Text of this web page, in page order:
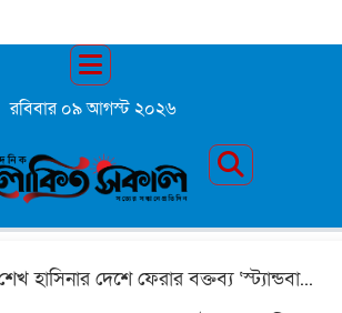
রবিবার ০৯ আগস্ট ২০২৬
শেখ হাসিনার দেশে ফেরার বক্তব্য ‘স্ট্যান্ডবাজি’ : চিফ প্রসিকিউটর